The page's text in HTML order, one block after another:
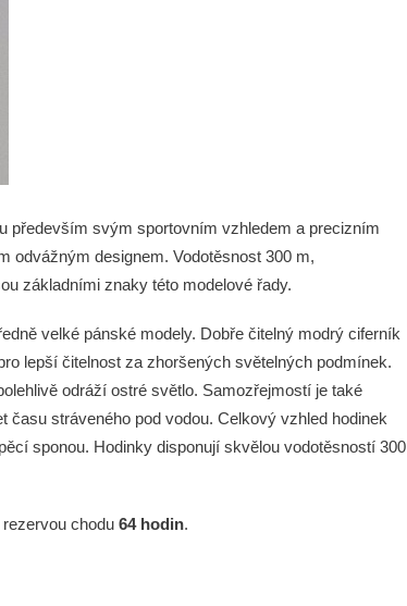
především svým sportovním vzhledem a precizním
odvážným designem. Vodotěsnost 300 m,
základními znaky této modelové řady.
velké pánské modely. Dobře čitelný modrý ciferník
lepší čitelnost za zhoršených světelných podmínek.
odráží ostré světlo. Samozřejmostí je také
stráveného pod vodou. Celkový vzhled hodinek
sponou. Hodinky disponují skvělou vodotěsností 300
chodu 64 hodin.